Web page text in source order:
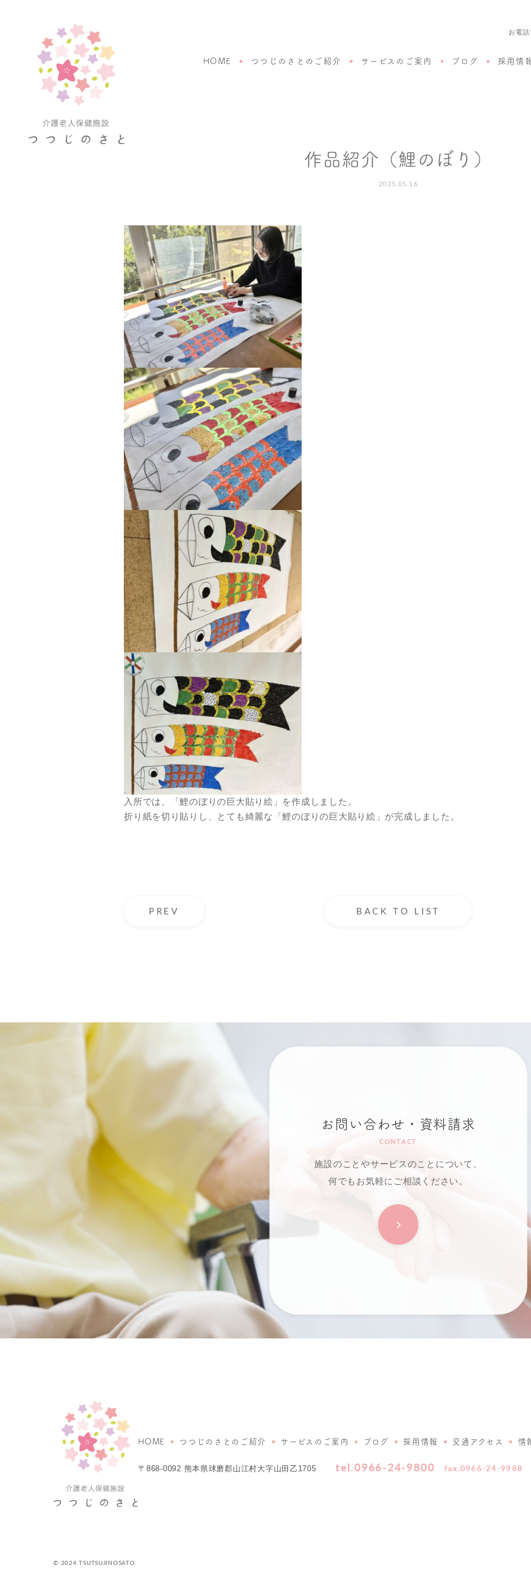
HOME つつじのさとのご紹介 サービスのご案内 ブログ 採用情
お電
作品紹介（鯉のぼり）
2025.05.16
入所では、「鯉のぼりの巨大貼り絵」を作成しました。
折り紙を切り貼りし、とても綺麗な「鯉のぼりの巨大貼り絵」が完成しました。
PREV BACK TO LIST
お問い合わせ・資料請求
CONTACT
施設のことやサービスのことについて、
何でもお気軽にご相談ください。
HOME つつじのさとのご紹介 サービスのご案内 ブログ 採用情報 交通アクセス 情
〒868-0092 熊本県球磨郡山江村大字山田乙1705 tel.0966-24-9800 fax.0966-24-9988
© 2024 TSUTSUJINOSATO.